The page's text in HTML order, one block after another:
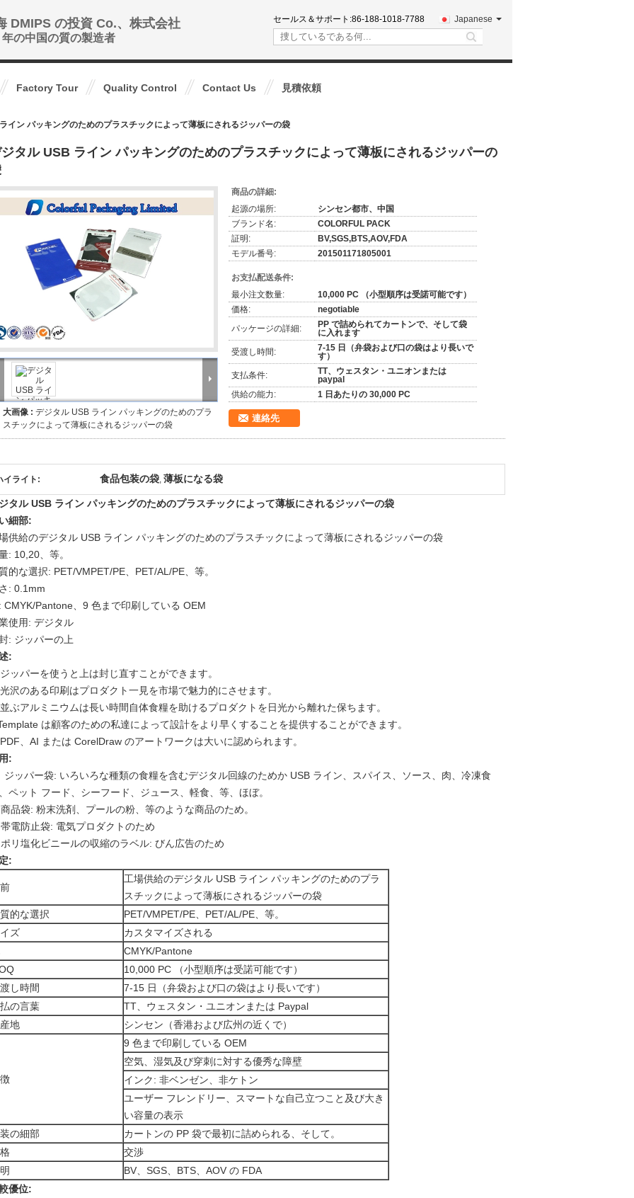
DMIPS の投資 Co.、株式会社
年の中国の質の製造者
セールス＆サポート:86-188-1018-7788 Japanese
search
Factory Tour Quality Control Contact Us 見積依頼
イン パッキングのためのプラスチックによって薄板にされるジッパーの袋
タル USB ライン パッキングのためのプラスチックによって薄板にされるジッパーの
大画像 : デジタル USB ライン パッキングのためのプラ
スチックによって薄板にされるジッパーの袋
商品の詳細:
起源の場所:
シンセン都市、中国
ブランド名:
COLORFUL PACK
証明:
BV,SGS,BTS,AOV,FDA
モデル番号:
201501171805001
お支払配送条件:
最小注文数量:
10,000 PC （小型順序は受諾可能です）
価格:
negotiable
パッケージの詳細:
PP で詰められてカートンで、そして袋
に入れます
受渡し時間:
7-15 日（弁袋および口の袋はより長いで
す）
支払条件:
TT、ウェスタン・ユニオンまたは
paypal
供給の能力:
1 日あたりの 30,000 PC
連絡先
イライト: 食品包装の袋, 薄板になる袋
タル USB ライン パッキングのためのプラスチックによって薄板にされるジッパーの袋
細部:
供給のデジタル USB ライン パッキングのためのプラスチックによって薄板にされるジッパーの袋
: 10,20、等。
的な選択: PET/VMPET/PE、PET/AL/PE、等。
: 0.1mm
CMYK/Pantone、9 色まで印刷している OEM
使用: デジタル
: ジッパーの上
:
ッパーを使うと上は封じ直すことができます。
沢のある印刷はプロダクト一見を市場で魅力的にさせます。
ぶアルミニウムは長い時間自体食糧を助けるプロダクトを日光から離れた保ちます。
は顧客のための私達によって設計をより早くすることを提供することができます。
、AI または CorelDraw のアートワークは大いに認められます。
:
ジッパー袋: いろいろな種類の食糧を含むデジタル回線のためか USB ライン、スパイス、ソース、肉、冷凍食
ペット フード、シーフード、ジュース、軽食、等、ほぼ。
品袋: 粉末洗剤、プールの粉、等のような商品のため。
電防止袋: 電気プロダクトのため
リ塩化ビニールの収縮のラベル: びん広告のため
:
工場供給のデジタル USB ライン パッキングのためのプラ
スチックによって薄板にされるジッパーの袋
的な選択
PET/VMPET/PE、PET/AL/PE、等。
ズ
カスタマイズされる
CMYK/Pantone
10,000 PC （小型順序は受諾可能です）
し時間
7-15 日（弁袋および口の袋はより長いです）
の言葉
TT、ウェスタン・ユニオンまたは Paypal
地
シンセン（香港および広州の近くで）
9 色まで印刷している OEM
空気、湿気及び穿刺に対する優秀な障壁
インク: 非ベンゼン、非ケトン
ユーザー フレンドリー、スマートな自己立つこと及び大き
い容量の表示
の細部
カートンの PP 袋で最初に詰められる、そして。
交渉
BV、SGS、BTS、AOV の FDA
優位: